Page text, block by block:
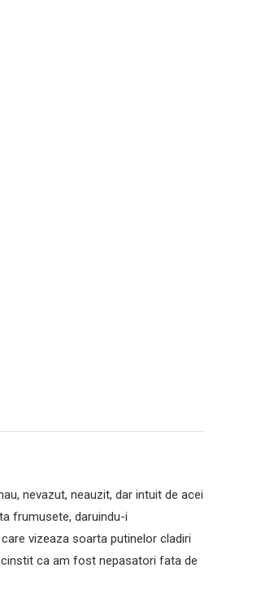
nevazut, neauzit, dar intuit de acei
frumusete, daruindu-i
vizeaza soarta putinelor cladiri
ca am fost nepasatori fata de